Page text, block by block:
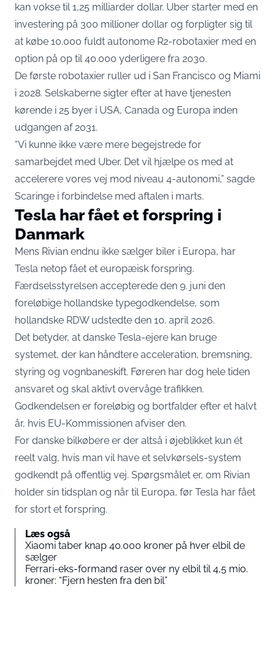
kan vokse til 1,25 milliarder dollar. Uber starter med en
investering på 300 millioner dollar og forpligter sig til
at købe 10.000 fuldt autonome R2-robotaxier med en
option på op til 40.000 yderligere fra 2030.
De første robotaxier ruller ud i San Francisco og Miami
i 2028. Selskaberne sigter efter at have tjenesten
kørende i 25 byer i USA, Canada og Europa inden
udgangen af 2031.
“Vi kunne ikke være mere begejstrede for
samarbejdet med Uber. Det vil hjælpe os med at
accelerere vores vej mod niveau 4-autonomi,” sagde
Scaringe i forbindelse med aftalen i marts.
Tesla har fået et forspring i
Danmark
Mens Rivian endnu ikke sælger biler i Europa, har
Tesla netop fået et europæisk forspring.
Færdselsstyrelsen accepterede den 9. juni den
foreløbige hollandske typegodkendelse, som
hollandske RDW udstedte den 10. april 2026.
Det betyder, at danske Tesla-ejere kan bruge
systemet, der kan håndtere acceleration, bremsning,
styring og vognbaneskift. Føreren har dog hele tiden
ansvaret og skal aktivt overvåge trafikken.
Godkendelsen er foreløbig og bortfalder efter et halvt
år, hvis EU-Kommissionen afviser den.
For danske bilkøbere er der altså i øjeblikket kun ét
reelt valg, hvis man vil have et selvkørsels-system
godkendt på offentlig vej. Spørgsmålet er, om Rivian
holder sin tidsplan og når til Europa, før Tesla har fået
for stort et forspring.
Læs også
Xiaomi taber knap 40.000 kroner på hver elbil de
sælger
Ferrari-eks-formand raser over ny elbil til 4,5 mio.
kroner: “Fjern hesten fra den bil”